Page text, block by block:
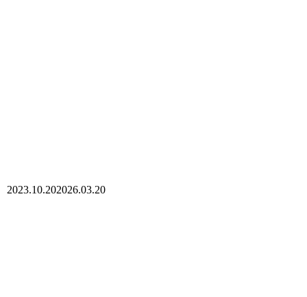
2023.10.202026.03.20